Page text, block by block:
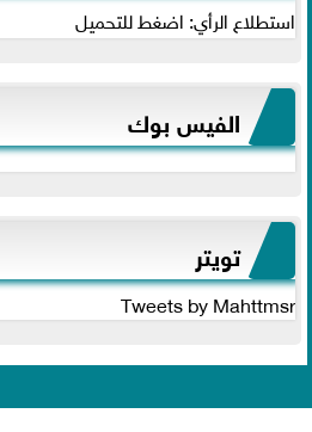
استطلاع الرأي: اضغط للتحميل
الفيس بوك
تويتر
Tweets by Mahttmsr